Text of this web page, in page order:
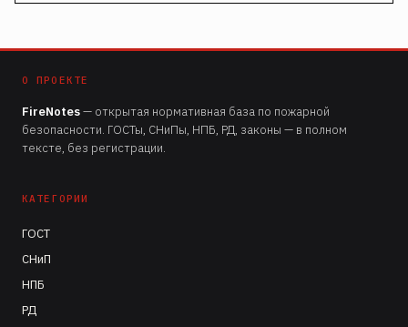
О ПРОЕКТЕ
FireNotes— открытая нормативная база по пожарной
безопасности. ГОСТы, СНиПы, НПБ, РД, законы — в полном
тексте, без регистрации.
КАТЕГОРИИ
ГОСТ
СНиП
НПБ
РД